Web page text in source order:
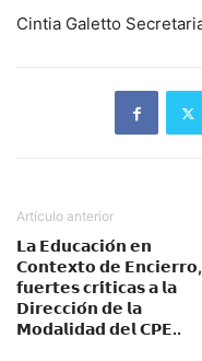
Cintia Galetto
Artículo anterior
𝗟𝗮 𝗘𝗱𝘂𝗰𝗮𝗰𝗶𝗼́𝗻 𝗲𝗻
𝗖𝗼𝗻𝘁𝗲𝘅𝘁𝗼 𝗱𝗲 𝗘𝗻𝗰𝗶𝗲𝗿𝗿𝗼,
𝗳𝘂𝗲𝗿𝘁𝗲𝘀 𝗰𝗿𝗶́𝘁𝗶𝗰𝗮𝘀 𝗮 𝗹𝗮
𝗗𝗶𝗿𝗲𝗰𝗰𝗶𝗼́𝗻 𝗱𝗲 𝗹𝗮
𝗠𝗼𝗱𝗮𝗹𝗶𝗱𝗮𝗱 𝗱𝗲𝗹 𝗖𝗣𝗘..